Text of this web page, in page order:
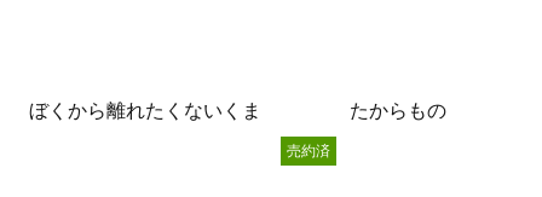
ぼくから離れたくないくま たからもの
売約済